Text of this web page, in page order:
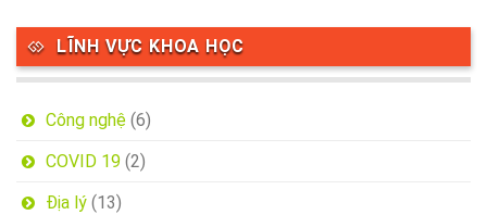
LĨNH VỰC KHOA HỌC
Công nghệ (6)
COVID 19 (2)
Địa lý (13)